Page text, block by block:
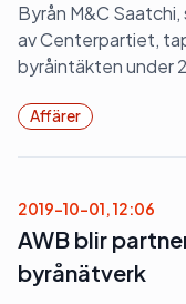
Byrån M&C
av Centerpartiet,
byråintäkten under
Affärer
2019-10-01, 12:06
AWB blir
byrånätverk